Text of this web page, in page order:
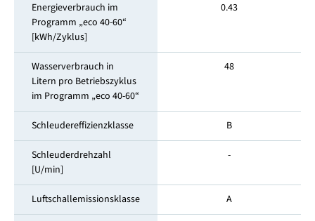
Energieverbrauch im
Programm „eco 40-60“
[kWh/Zyklus]
0.43
Wasserverbrauch in
Litern pro Betriebszyklus
im Programm „eco 40-60“
48
Schleudereffizienzklasse B
Schleuderdrehzahl
[U/min]
-
Luftschallemissionsklasse A